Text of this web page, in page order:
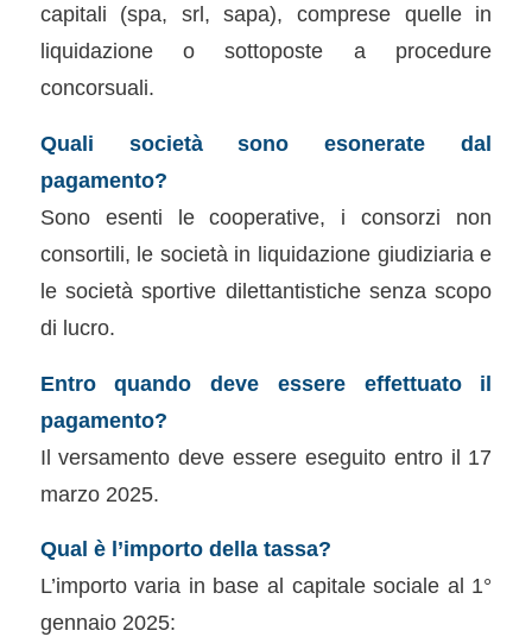
capitali (spa, srl, sapa), comprese quelle in
liquidazione o sottoposte a procedure
concorsuali.
Quali società sono esonerate dal
pagamento?
Sono esenti le cooperative, i consorzi non
consortili, le società in liquidazione giudiziaria e
le società sportive dilettantistiche senza scopo
di lucro.
Entro quando deve essere effettuato il
pagamento?
Il versamento deve essere eseguito entro il 17
marzo 2025.
Qual è l’importo della tassa?
L’importo varia in base al capitale sociale al 1°
gennaio 2025: